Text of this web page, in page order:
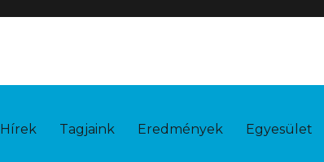
Hírek Tagjaink Eredmények Egyesület